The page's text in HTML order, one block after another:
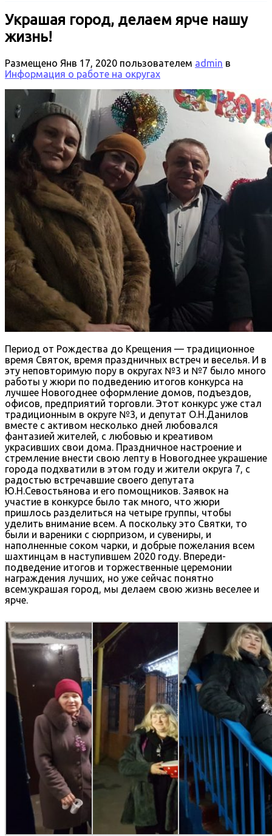
Украшая город, делаем ярче нашу
жизнь!
Размещено Янв 17, 2020 пользователем admin в
Информация о работе на округах
Период от Рождества до Крещения — традиционное
время Святок, время праздничных встреч и веселья. И в
эту неповторимую пору в округах №3 и №7 было много
работы у жюри по подведению итогов конкурса на
лучшее Новогоднее оформление домов, подъездов,
офисов, предприятий торговли. Этот конкурс уже стал
традиционным в округе №3, и депутат О.Н.Данилов
вместе с активом несколько дней любовался
фантазией жителей, с любовью и креативом
украсивших свои дома. Праздничное настроение и
стремление внести свою лепту в Новогоднее украшение
города подхватили в этом году и жители округа 7, с
радостью встречавшие своего депутата
Ю.Н.Севостьянова и его помощников. Заявок на
участие в конкурсе было так много, что жюри
пришлось разделиться на четыре группы, чтобы
уделить внимание всем. А поскольку это Святки, то
были и вареники с сюрпризом, и сувениры, и
наполненные соком чарки, и добрые пожелания всем
шахтинцам в наступившем 2020 году. Впереди-
подведение итогов и торжественные церемонии
награждения лучших, но уже сейчас понятно
всем:украшая город, мы делаем свою жизнь веселее и
ярче.